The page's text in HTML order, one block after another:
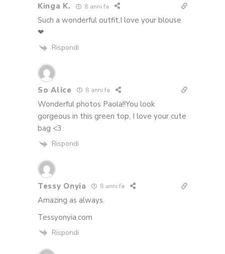
Kinga K. 8 anni fa
Such a wonderful outfit,I love your blouse
❤
Rispondi
So Alice 8 anni fa
Wonderful photos Paola!!You look
gorgeous in this green top, I love your cute
bag <3
Rispondi
Tessy Onyia 8 anni fa
Amazing as always.
Tessyonyia.com
Rispondi